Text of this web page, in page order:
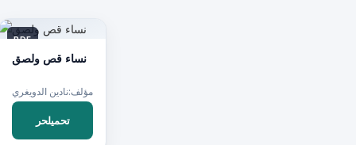
PDF
نساء قص ولصق
مؤلف:نادين الدويغري
تحميلحر